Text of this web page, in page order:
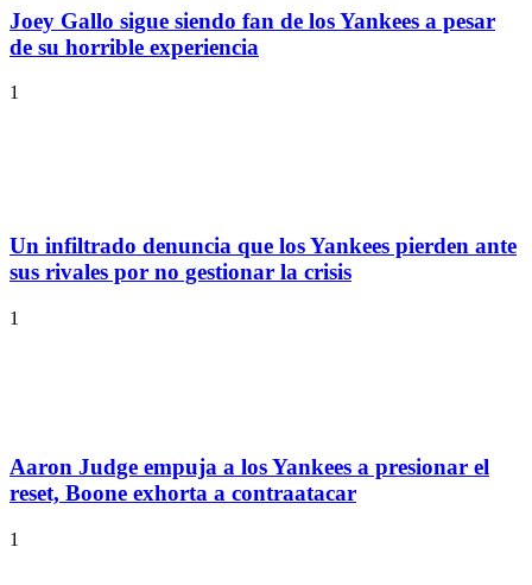
Joey Gallo sigue siendo fan de los Yankees a pesar
de su horrible experiencia
1
Un infiltrado denuncia que los Yankees pierden ante
sus rivales por no gestionar la crisis
1
Aaron Judge empuja a los Yankees a presionar el
reset, Boone exhorta a contraatacar
1